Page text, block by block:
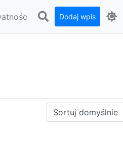
Dodaj wpis
Sortuj: